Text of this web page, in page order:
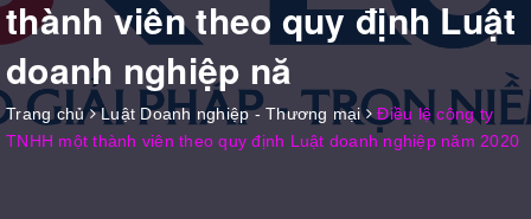
thành viên theo quy định Luật
doanh nghiệp nă
Trang chủ Luật Doanh nghiệp - Thương mại
Điều lệ công ty
TNHH một thành viên theo quy định Luật doanh nghiệp năm 2020